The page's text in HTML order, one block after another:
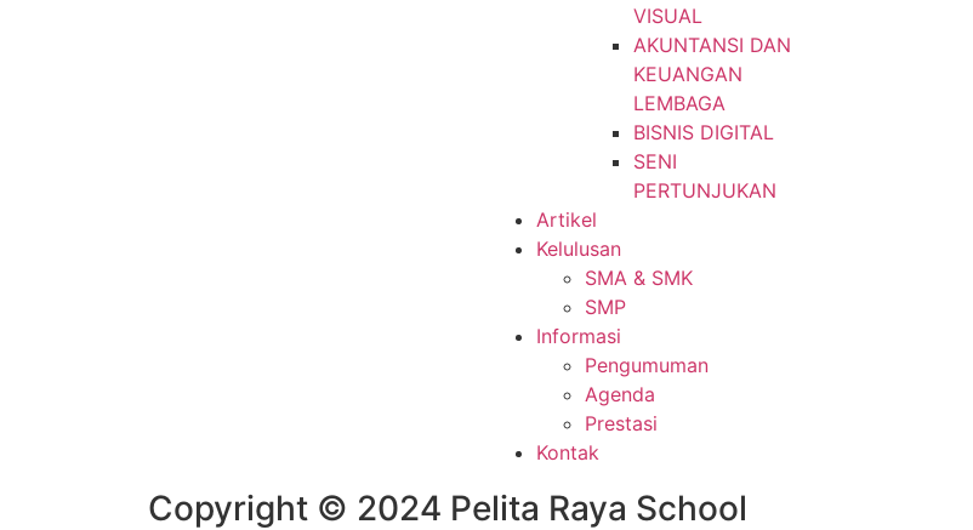
VISUAL
AKUNTANSI DAN
KEUANGAN
LEMBAGA
BISNIS DIGITAL
SENI
PERTUNJUKAN
Artikel
Kelulusan
SMA & SMK
SMP
Informasi
Pengumuman
Agenda
Prestasi
Kontak
Copyright © 2024 Pelita Raya School